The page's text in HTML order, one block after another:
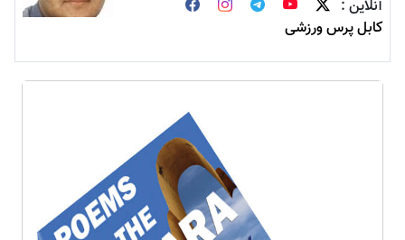
آنلاین :
کابل پرس ورزشی